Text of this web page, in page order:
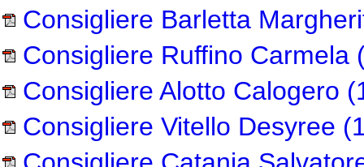
Consigliere Barletta
Consigliere Ruffino Carmela
Consigliere Alotto Calogero
Consigliere Vitello Desyree